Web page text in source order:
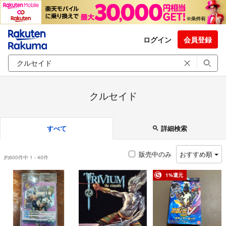
ログイン 会員登録
クルセイド
すべて 詳細検索
約600件中 1 - 40件 販売中のみ おすすめ順
1%還元